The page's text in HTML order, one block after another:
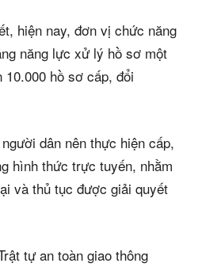
hiện nay, đơn vị chức năng
năng lực xử lý hồ sơ một
hồ sơ cấp, đổi
dân nên thực hiện cấp,
hình thức trực tuyến, nhằm
và thủ tục được giải quyết
tự an toàn giao thông